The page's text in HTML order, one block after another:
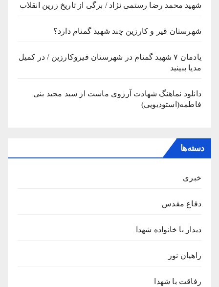
شهید محمد رضا رستمی نژاد / برگی از تاریخ زرین انقلاب
شهرستان قیر و کارزین چند شهید گمنام دارد؟
یادمان ۷ شهید گمنام در شهرستان قیروکارزین / در کمیل
مدیا ببینید
دانلود نماهنگ شهادت آرزوی ماست از سید مجید بنی
فاطمه(استودیویی)
دسته‌ها
خبری
دفاع مقدس
دیدار با خانواده شهدا
راهیان نور
رفاقت با شهدا